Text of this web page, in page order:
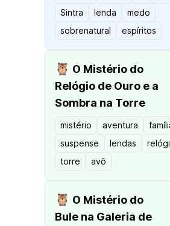
Sintra
lenda
medo
sobrenatural
espíritos
🦉 O Mistério do
Relógio de Ouro e a
Sombra na Torre
mistério aventura
suspense
lendas
torre
avô
🦉 O Mistério do
Bule na Galeria de